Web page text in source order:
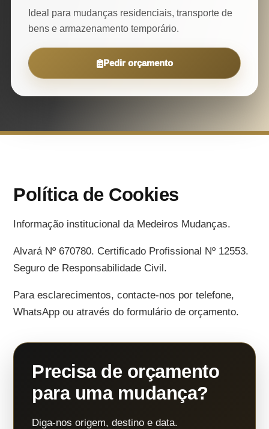
Ideal para mudanças residenciais, transporte de
bens e armazenamento temporário.
Pedir orçamento
Política de Cookies
Informação institucional da Medeiros Mudanças.
Alvará Nº 670780. Certificado Profissional Nº 12553.
Seguro de Responsabilidade Civil.
Para esclarecimentos, contacte-nos por telefone,
WhatsApp ou através do formulário de orçamento.
Precisa de orçamento
para uma mudança?
Diga-nos origem, destino e data.